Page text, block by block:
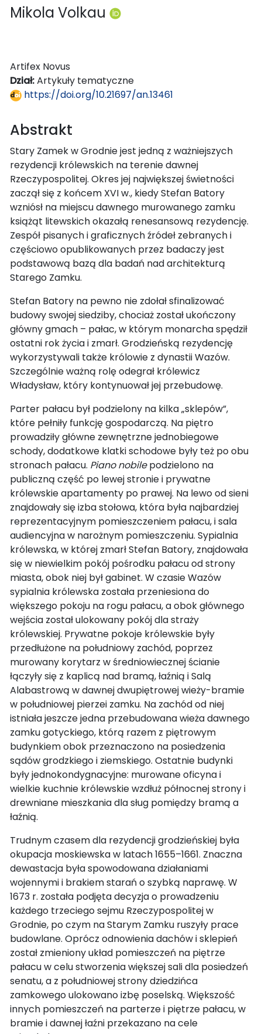
Mikola Volkau
Artifex Novus
Dział:Artykuły tematyczne
https://doi.org/10.21697/an.13461
Abstrakt
Stary Zamek w Grodnie jest jedną z ważniejszych
rezydencji królewskich na terenie dawnej
Rzeczypospolitej. Okres jej największej świetności
zaczął się z końcem XVI w., kiedy Stefan Batory
wzniósł na miejscu dawnego murowanego zamku
książąt litewskich okazałą renesansową rezydencję.
Zespół pisanych i graficznych źródeł zebranych i
częściowo opublikowanych przez badaczy jest
podstawową bazą dla badań nad architekturą
Starego Zamku.
Stefan Batory na pewno nie zdołał sfinalizować
budowy swojej siedziby, chociaż został ukończony
główny gmach – pałac, w którym monarcha spędził
ostatni rok życia i zmarł. Grodzieńską rezydencję
wykorzystywali także królowie z dynastii Wazów.
Szczególnie ważną rolę odegrał królewicz
Władysław, który kontynuował jej przebudowę.
Parter pałacu był podzielony na kilka „sklepów”,
które pełniły funkcję gospodarczą. Na piętro
prowadziły główne zewnętrzne jednobiegowe
schody, dodatkowe klatki schodowe były też po obu
stronach pałacu. Piano nobilepodzielono na
publiczną część po lewej stronie i prywatne
królewskie apartamenty po prawej. Na lewo od sieni
znajdowały się izba stołowa, która była najbardziej
reprezentacyjnym pomieszczeniem pałacu, i sala
audiencyjna w narożnym pomieszczeniu. Sypialnia
królewska, w której zmarł Stefan Batory, znajdowała
się w niewielkim pokój pośrodku pałacu od strony
miasta, obok niej był gabinet. W czasie Wazów
sypialnia królewska została przeniesiona do
większego pokoju na rogu pałacu, a obok głównego
wejścia został ulokowany pokój dla straży
królewskiej. Prywatne pokoje królewskie były
przedłużone na południowy zachód, poprzez
murowany korytarz w średniowiecznej ścianie
łączyły się z kaplicą nad bramą, łaźnią i Salą
Alabastrową w dawnej dwupiętrowej wieży-bramie
w południowej pierzei zamku. Na zachód od niej
istniała jeszcze jedna przebudowana wieża dawnego
zamku gotyckiego, którą razem z piętrowym
budynkiem obok przeznaczono na posiedzenia
sądów grodzkiego i ziemskiego. Ostatnie budynki
były jednokondygnacyjne: murowane oficyna i
wielkie kuchnie królewskie wzdłuż północnej strony i
drewniane mieszkania dla sług pomiędzy bramą a
łaźnią.
Trudnym czasem dla rezydencji grodzieńskiej była
okupacja moskiewska w latach 1655–1661. Znaczna
dewastacja była spowodowana działaniami
wojennymi i brakiem starań o szybką naprawę. W
1673 r. została podjęta decyzja o prowadzeniu
każdego trzeciego sejmu Rzeczypospolitej w
Grodnie, po czym na Starym Zamku ruszyły prace
budowlane. Oprócz odnowienia dachów i sklepień
został zmieniony układ pomieszczeń na piętrze
pałacu w celu stworzenia większej sali dla posiedzeń
senatu, a z południowej strony dziedzińca
zamkowego ulokowano izbę poselską. Większość
innych pomieszczeń na parterze i piętrze pałacu, w
bramie i dawnej łaźni przekazano na cele